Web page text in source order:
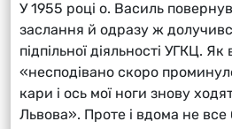
У 1955 році о. Василь
заслання й одразу ж
підпільної діяльності УГКЦ.
«несподівано скоро
кари і ось мої ноги знову
Львова». Проте і вдома не все